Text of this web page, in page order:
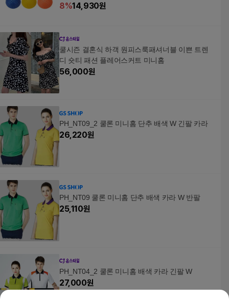
8%14,930원
쿨시즌 결혼식 하객 원피스룩패셔너블 이쁜 트렌
디 숏티 패션 플레어스커트 미니홈
56,000원
PH_NT09_2 쿨론 미니홈 단추 배색 W 긴팔 카라
26,220원
PH_NT09 쿨론 미니홈 단추 배색 카라 W 반팔
25,110원
PH_NT04_2 쿨론 미니홈 배색 카라 긴팔 W
27,000원